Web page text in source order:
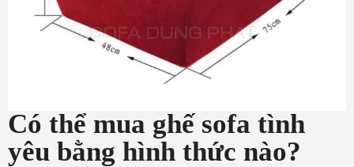
Có thể mua ghế sofa tình
yêu bằng hình thức nào?